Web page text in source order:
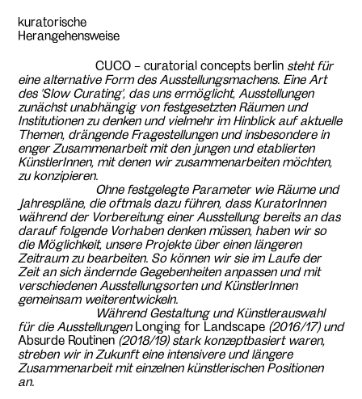
kuratorische
Herangehensweise
CUCO – curatorial concepts berlin steht für
eine alternative Form des Ausstellungsmachens. Eine Art
des ‘Slow Curating’, das uns ermöglicht, Ausstellungen
zunächst unabhängig von festgesetzten Räumen und
Institutionen zu denken und vielmehr im Hinblick auf aktuelle
Themen, drängende Fragestellungen und insbesondere in
enger Zusammenarbeit mit den jungen und etablierten
KünstlerInnen, mit denen wir zusammenarbeiten möchten,
zu konzipieren.
Ohne festgelegte Parameter wie Räume und
Jahrespläne, die oftmals dazu führen, dass KuratorInnen
während der Vorbereitung einer Ausstellung bereits an das
darauf folgende Vorhaben denken müssen, haben wir so
die Möglichkeit, unsere Projekte über einen längeren
Zeitraum zu bearbeiten. So können wir sie im Laufe der
Zeit an sich ändernde Gegebenheiten anpassen und mit
verschiedenen Ausstellungsorten undKünstlerInnen
gemeinsam weiterentwickeln.
Während Gestaltung und Künstlerauswahl
für die Ausstellungen Longing for Landscape (2016/17) und
Absurde Routinen(2018/19) stark konzeptbasiert waren,
streben wir in Zukunft eine intensivere und längere
Zusammenarbeit mit einzelnen künstlerischen Positionen
an.